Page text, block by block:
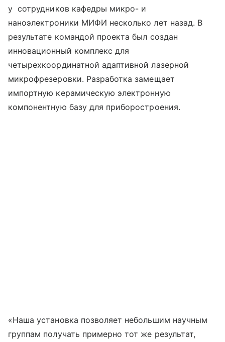
у сотрудников кафедры микро- и
наноэлектроники МИФИ несколько лет назад. В
результате командой проекта был создан
инновационный комплекс для
четырехкоординатной адаптивной лазерной
микрофрезеровки. Разработка замещает
импортную керамическую электронную
компонентную базу для приборостроения.
«Наша установка позволяет небольшим научным
группам получать примерно тот же результат,